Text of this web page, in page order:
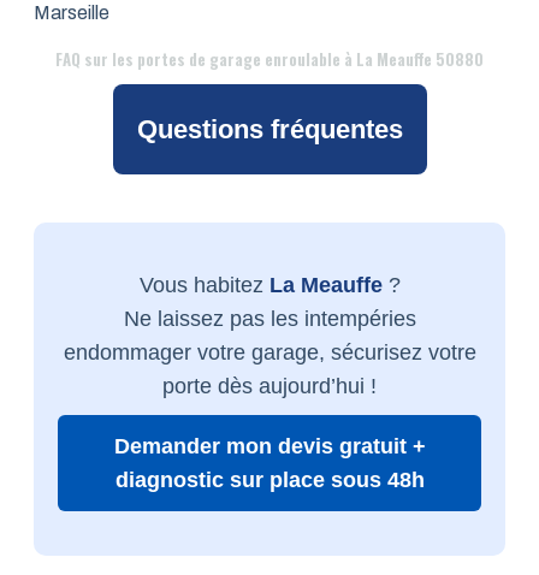
Marseille
FAQ sur les portes de garage enroulable à La Meauffe 50880
Questions fréquentes
Vous habitez La Meauffe?
Ne laissez pas les intempéries
endommager votre garage, sécurisez votre
porte dès aujourd’hui !
Demander mon devis gratuit +
diagnostic sur place sous 48h